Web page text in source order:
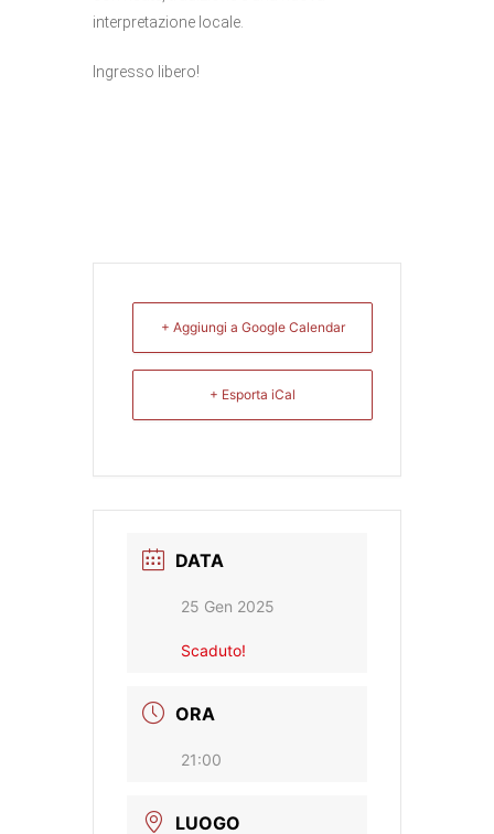
interpretazione locale.
Ingresso libero!
+ Aggiungi a Google Calendar
+ Esporta iCal
DATA
25 Gen 2025
Scaduto!
ORA
21:00
LUOGO